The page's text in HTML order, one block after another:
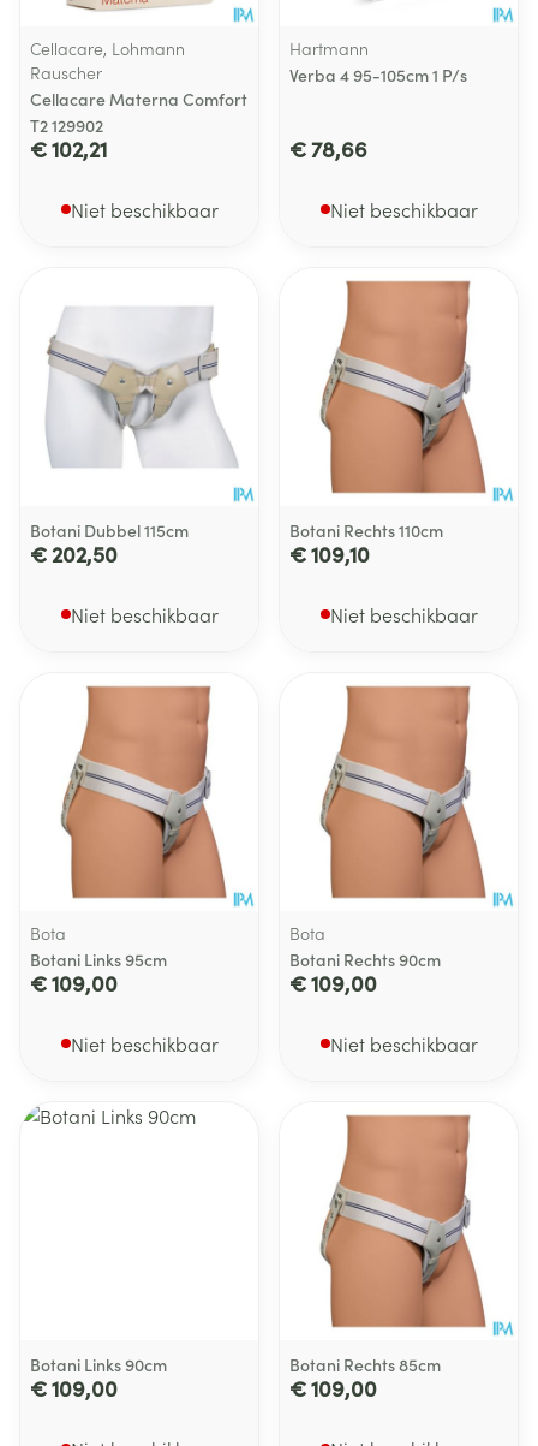
Cellacare, Lohmann
Rauscher
Cellacare Materna Comfort
T2 129902
€ 102,21
Niet beschikbaar
Hartmann
Verba 4 95-105cm 1 P/s
€ 78,66
Niet beschikbaar
Botani Dubbel 115cm
€ 202,50
Niet beschikbaar
Botani Rechts 110cm
€ 109,10
Niet beschikbaar
Bota
Botani Links 95cm
€ 109,00
Niet beschikbaar
Bota
Botani Rechts 90cm
€ 109,00
Niet beschikbaar
Botani Links 90cm
€ 109,00
Botani Rechts 85cm
€ 109,00